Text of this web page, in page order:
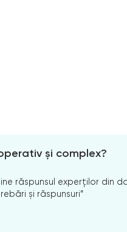
și complex?
răspunsul experților din
și răspunsuri”